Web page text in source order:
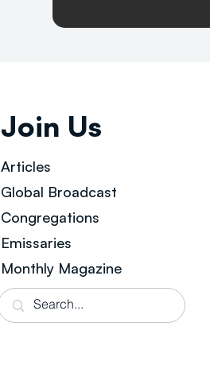
Join Us
Articles
Global Broadcast
Congregations
Emissaries
Monthly Magazine